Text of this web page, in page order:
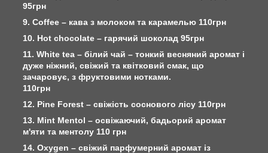
95грн
9. Сoffee – кава з молоком та карамелью 110грн
10. Hot chocolate – гарячий шоколад 95грн
11. White tea – білий чай – тонкий весняний аромат і
дуже ніжний, свіжий та квітковий смак, що
зачаровує, з фруктовими нотками.
110грн
12. Pine Forest – свіжість соснового лісу 110грн
13. Mint Mentol – освіжаючий, бадьорий аромат
м'яти та ментолу 110 грн
14. Oxygen – свіжий парфумерний аромат із